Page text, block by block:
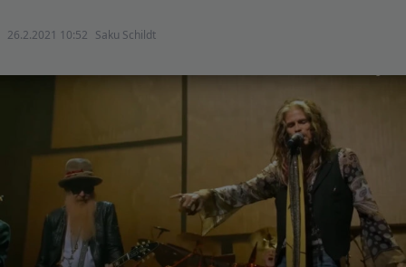
26.2.2021 10:52 Saku Schildt